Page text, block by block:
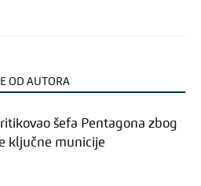
OD AUTORA
šefa Pentagona zbog
ključne municije